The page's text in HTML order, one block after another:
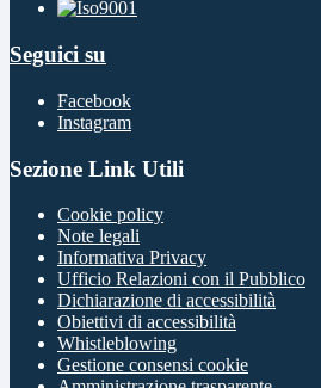
Seguici su
Facebook
Instagram
Sezione Link Utili
Cookie policy
Note legali
Informativa Privacy
Ufficio Relazioni con il Pubblico
Dichiarazione di accessibilità
Obiettivi di accessibilità
Whistleblowing
Gestione consensi cookie